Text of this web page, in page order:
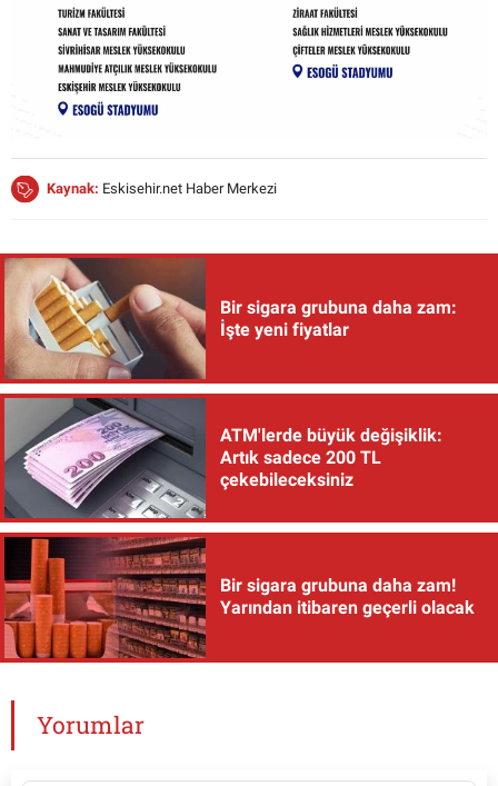
Kaynak: Eskisehir.net Haber Merkezi
Bir sigara grubuna daha zam:
İşte yeni fiyatlar
ATM'lerde büyük değişiklik:
Artık sadece 200 TL
çekebileceksiniz
Bir sigara grubuna daha zam!
Yarından itibaren geçerli olacak
Yorumlar